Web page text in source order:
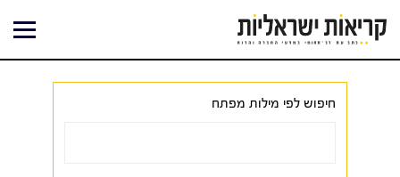
לתוכן
חיפוש לפי מילות מפתח